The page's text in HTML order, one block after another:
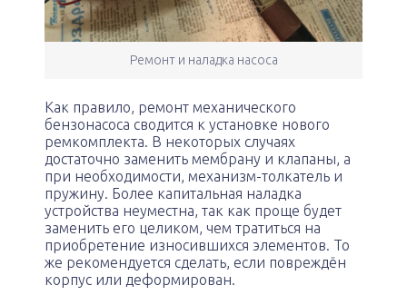
Ремонт и наладка насоса
Как правило, ремонт механического
бензонасоса сводится к установке нового
ремкомплекта. В некоторых случаях
достаточно заменить мембрану и клапаны, а
при необходимости, механизм-толкатель и
пружину. Более капитальная наладка
устройства неуместна, так как проще будет
заменить его целиком, чем тратиться на
приобретение износившихся элементов. То
же рекомендуется сделать, если повреждён
корпус или деформирован.